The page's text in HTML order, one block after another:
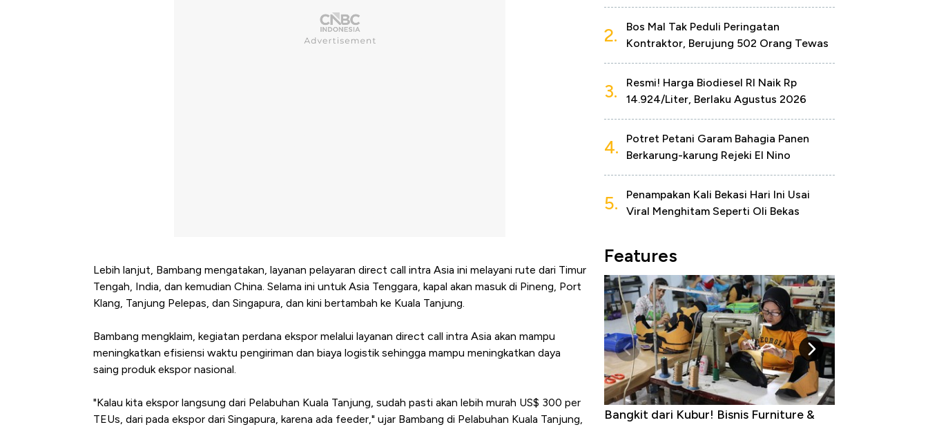
Lebih lanjut, Bambang mengatakan, layanan pelayaran direct call intra Asia ini melayani rute dari Timur
Tengah, India, dan kemudian China. Selama ini untuk Asia Tenggara, kapal akan masuk di Pineng, Port
Klang, Tanjung Pelepas, dan Singapura, dan kini bertambah ke Kuala Tanjung.
Bambang mengklaim, kegiatan perdana ekspor melalui layanan direct call intra Asia akan mampu
meningkatkan efisiensi waktu pengiriman dan biaya logistik sehingga mampu meningkatkan daya
saing produk ekspor nasional.
"Kalau kita ekspor langsung dari Pelabuhan Kuala Tanjung, sudah pasti akan lebih murah US$ 300 per
TEUs, dari pada ekspor dari Singapura, karena ada feeder," ujar Bambang di Pelabuhan Kuala Tanjung,
2.
Bos Mal Tak Peduli Peringatan
Kontraktor, Berujung 502 Orang Tewas
3.
Resmi! Harga Biodiesel RI Naik Rp
14.924/Liter, Berlaku Agustus 2026
4.
Potret Petani Garam Bahagia Panen
Berkarung-karung Rejeki El Nino
5.
Penampakan Kali Bekasi Hari Ini Usai
Viral Menghitam Seperti Oli Bekas
Features
Bangkit dari Kubur! Bisnis Furniture &
Industri Susu Jadi Bintang Baru Ekonomi